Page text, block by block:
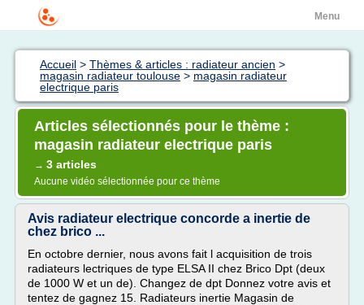
Menu
Accueil > Thèmes & articles : radiateur ancien >
magasin radiateur toulouse > magasin radiateur
electrique paris
Articles sélectionnés pour le thème :
magasin radiateur electrique paris
→ 3 articles
Aucune vidéo sélectionnée pour ce thème
Avis radiateur electrique concorde a inertie de
chez brico ...
En octobre dernier, nous avons fait l acquisition de trois
radiateurs lectriques de type ELSA II chez Brico Dpt (deux
de 1000 W et un de). Changez de dpt Donnez votre avis et
tentez de gagnez 15. Radiateurs inertie Magasin de